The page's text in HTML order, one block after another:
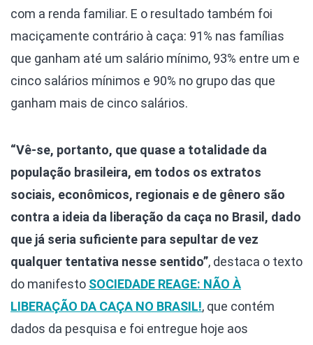
com a renda familiar. E o resultado também foi
maciçamente contrário à caça: 91% nas famílias
que ganham até um salário mínimo, 93% entre um e
cinco salários mínimos e 90% no grupo das que
ganham mais de cinco salários.
“Vê-se, portanto, que quase a totalidade da
população brasileira, em todos os extratos
sociais, econômicos, regionais e de gênero são
contra a ideia da liberação da caça no Brasil, dado
que já seria suficiente para sepultar de vez
qualquer tentativa nesse sentido”, destaca o texto
do manifesto SOCIEDADE REAGE: NÃO À
LIBERAÇÃO DA CAÇA NO BRASIL!, que contém
dados da pesquisa e foi entregue hoje aos